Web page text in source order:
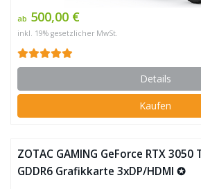
ab 500,00 €
inkl. 19% gesetzlicher MwSt.
Details
Kaufen
ZOTAC GAMING GeForce RTX 3050
GDDR6 Grafikkarte 3xDP/HDMI ✪